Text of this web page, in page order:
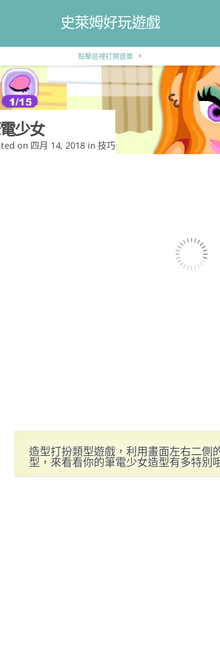
史萊姆好玩遊戲
點擊這裡打開選單 +
少女
on 四月 14, 2018 in 技巧
造型打扮類型遊戲，利用畫面左右二側
型，來看看你的筆電少女造型有多特別